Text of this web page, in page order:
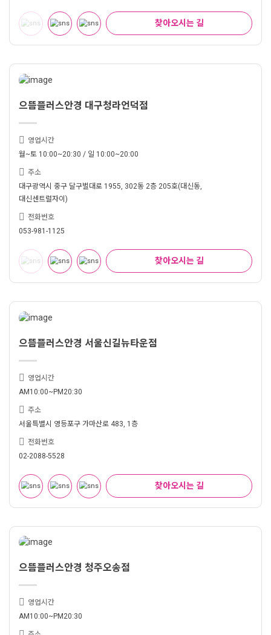
찾아오시는 길
으뜸플러스안경 대구청라언덕점
영업시간
월~토 10:00~20:30 / 일 10:00~20:00
주소
대구광역시 중구 달구벌대로 1955, 302동 2층 205호(대신동,
대신센트럴자이)
전화번호
053-981-1125
찾아오시는 길
으뜸플러스안경 서울신길뉴타운점
영업시간
AM10:00~PM20:30
주소
서울특별시 영등포구 가마산로 483, 1층
전화번호
02-2088-5528
찾아오시는 길
으뜸플러스안경 청주오송점
영업시간
AM10:00~PM20:30